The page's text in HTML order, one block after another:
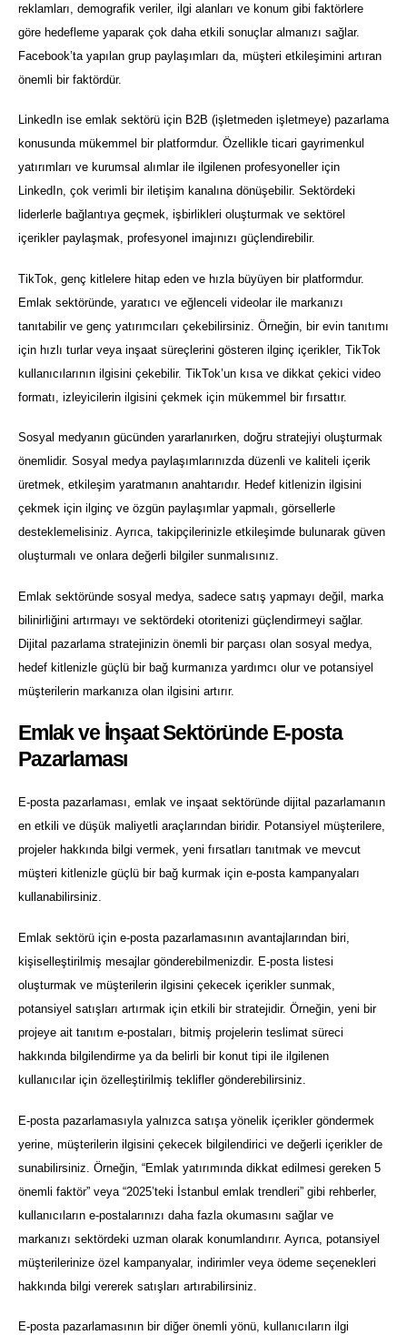
reklamları, demografik veriler, ilgi alanları ve konum gibi faktörlere
göre hedefleme yaparak çok daha etkili sonuçlar almanızı sağlar.
Facebook’ta yapılan grup paylaşımları da, müşteri etkileşimini artıran
önemli bir faktördür.
LinkedIn ise emlak sektörü için B2B (işletmeden işletmeye) pazarlama
konusunda mükemmel bir platformdur. Özellikle ticari gayrimenkul
yatırımları ve kurumsal alımlar ile ilgilenen profesyoneller için
LinkedIn, çok verimli bir iletişim kanalına dönüşebilir. Sektördeki
liderlerle bağlantıya geçmek, işbirlikleri oluşturmak ve sektörel
içerikler paylaşmak, profesyonel imajınızı güçlendirebilir.
TikTok, genç kitlelere hitap eden ve hızla büyüyen bir platformdur.
Emlak sektöründe, yaratıcı ve eğlenceli videolar ile markanızı
tanıtabilir ve genç yatırımcıları çekebilirsiniz. Örneğin, bir evin tanıtımı
için hızlı turlar veya inşaat süreçlerini gösteren ilginç içerikler, TikTok
kullanıcılarının ilgisini çekebilir. TikTok’un kısa ve dikkat çekici video
formatı, izleyicilerin ilgisini çekmek için mükemmel bir fırsattır.
Sosyal medyanın gücünden yararlanırken, doğru stratejiyi oluşturmak
önemlidir. Sosyal medya paylaşımlarınızda düzenli ve kaliteli içerik
üretmek, etkileşim yaratmanın anahtarıdır. Hedef kitlenizin ilgisini
çekmek için ilginç ve özgün paylaşımlar yapmalı, görsellerle
desteklemelisiniz. Ayrıca, takipçilerinizle etkileşimde bulunarak güven
oluşturmalı ve onlara değerli bilgiler sunmalısınız.
Emlak sektöründe sosyal medya, sadece satış yapmayı değil, marka
bilinirliğini artırmayı ve sektördeki otoritenizi güçlendirmeyi sağlar.
Dijital pazarlama stratejinizin önemli bir parçası olan sosyal medya,
hedef kitlenizle güçlü bir bağ kurmanıza yardımcı olur ve potansiyel
müşterilerin markanıza olan ilgisini artırır.
Emlak ve İnşaat Sektöründe E-posta
Pazarlaması
E-posta pazarlaması, emlak ve inşaat sektöründe dijital pazarlamanın
en etkili ve düşük maliyetli araçlarından biridir. Potansiyel müşterilere,
projeler hakkında bilgi vermek, yeni fırsatları tanıtmak ve mevcut
müşteri kitlenizle güçlü bir bağ kurmak için e-posta kampanyaları
kullanabilirsiniz.
Emlak sektörü için e-posta pazarlamasının avantajlarından biri,
kişiselleştirilmiş mesajlar gönderebilmenizdir. E-posta listesi
oluşturmak ve müşterilerin ilgisini çekecek içerikler sunmak,
potansiyel satışları artırmak için etkili bir stratejidir. Örneğin, yeni bir
projeye ait tanıtım e-postaları, bitmiş projelerin teslimat süreci
hakkında bilgilendirme ya da belirli bir konut tipi ile ilgilenen
kullanıcılar için özelleştirilmiş teklifler gönderebilirsiniz.
E-posta pazarlamasıyla yalnızca satışa yönelik içerikler göndermek
yerine, müşterilerin ilgisini çekecek bilgilendirici ve değerli içerikler de
sunabilirsiniz. Örneğin, “Emlak yatırımında dikkat edilmesi gereken 5
önemli faktör” veya “2025’teki İstanbul emlak trendleri” gibi rehberler,
kullanıcıların e-postalarınızı daha fazla okumasını sağlar ve
markanızı sektördeki uzman olarak konumlandırır. Ayrıca, potansiyel
müşterilerinize özel kampanyalar, indirimler veya ödeme seçenekleri
hakkında bilgi vererek satışları artırabilirsiniz.
E-posta pazarlamasının bir diğer önemli yönü, kullanıcıların ilgi